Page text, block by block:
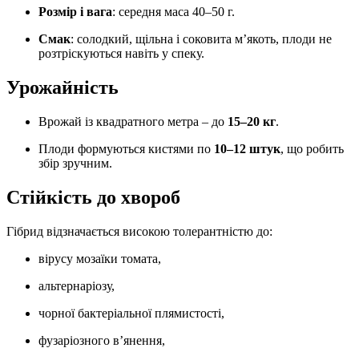
Розмір і вага: середня маса 40–50 г.
Смак: солодкий, щільна і соковита м’якоть, плоди не
розтріскуються навіть у спеку.
Урожайність
Врожай із квадратного метра – до 15–20 кг.
Плоди формуються кистями по 10–12 штук, що робить
збір зручним.
Стійкість до хвороб
Гібрид відзначається високою толерантністю до:
вірусу мозаїки томата,
альтернаріозу,
чорної бактеріальної плямистості,
фузаріозного в’янення,